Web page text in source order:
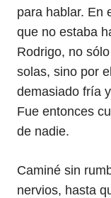
para hablar. En
que no estaba
Rodrigo, no
solas, sino por
demasiado fría
Fue entonces
de nadie.
Caminé sin
nervios, hasta